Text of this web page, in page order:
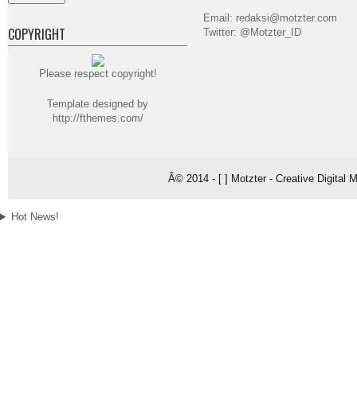
COPYRIGHT
Please respect copyright!
Template designed by
http://fthemes.com/
Email: redaksi@motzter.com
Twitter: @Motzter_ID
Â© 2014 - [ ] Motzter - Creative Digital
Hot News!